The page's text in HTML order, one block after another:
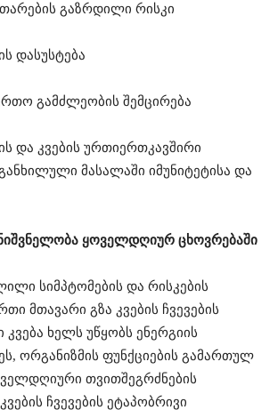
გაზრდილი რისკი
დასუსტება
გამძლეობის შემცირება
და კვების ურთიერთკავშირი
მასალაში იმუნიტეტისა და
ყოველდღიურ ცხოვრებაში
სიმპტომების და რისკების
მთავარი გზა კვების ჩვევების
ხელს უწყობს ენერგიის
ორგანიზმის ფუნქციების გამართულ
თვითშეგრძნების
ჩვევების ეტაპობრივი